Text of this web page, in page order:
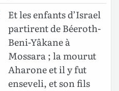
Et les enfants d’Israel
partirent de Béeroth-
Beni-Yâkane à
Mossara ; la mourut
Aharone et il y fut
enseveli, et son fils